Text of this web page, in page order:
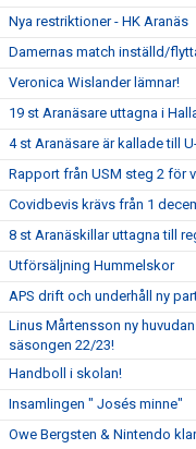
Nya restriktioner - HK Aranäs
Damernas match inställd/
Veronica Wislander lämnar!
19 st Aranäsare uttagna i
4 st Aranäsare är kallade till
Rapport från USM steg 2 för
Covidbevis krävs från 1
8 st Aranäskillar uttagna till
Utförsäljning Hummelskor
APS drift och underhåll ny
Linus Mårtensson ny
säsongen 22/23!
Handboll i skolan!
Insamlingen " Josés minne"
Owe Bergsten & Nintendo